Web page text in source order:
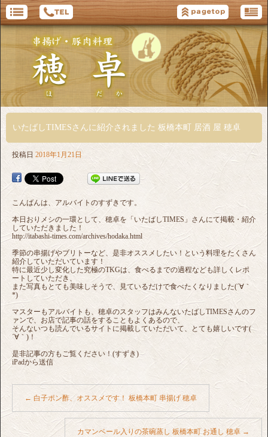
いたばしTIMESさんに紹介されました 板橋本町 居酒 屋 穂卓
投稿日 2018年1月21日
こんばんは、アルバイトのすずきです。
本日おりメシの一環として、穂卓を「いたばしTIMES」さんにて掲載・紹介
していただきました！
http://itabashi-times.com/archives/hodaka.html
季節の串揚げやブリトーなど、是非オススメしたい！という料理をたくさん
紹介していただいています！
特に最近少し変化した究極のTKGは、食べるまでの過程なども詳しくレポ
ートしていただき、
また写真もとても美味しそうで、見ているだけで食べたくなりました(´∀｀
*)
マスターもアルバイトも、穂卓のスタッフはみんないたばしTIMESさんのフ
ァンで、お店で記事の話をすることもよくあるので、
そんないつも読んでいるサイトに掲載していただいて、とても嬉しいです(
´∀｀)！
是非記事の方もご覧ください！(すずき)
iPadから送信
← 白子ポン酢、オススメです！ 板橋本町 串揚げ 穂卓
カマンベール入りの茶碗蒸し 板橋本町 お通し 穂卓 →